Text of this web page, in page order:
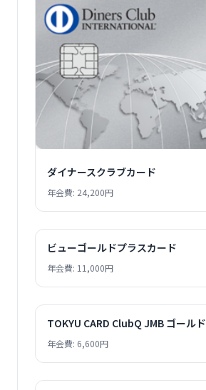
ダイナースクラブカード
年会費: 24,200円
ビューゴールドプラスカード
年会費: 11,000円
TOKYU CARD ClubQ JMB ゴールド
年会費: 6,600円